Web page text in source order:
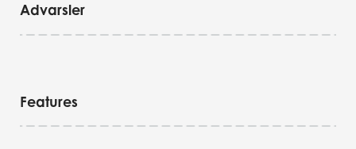
Advarsler
Features